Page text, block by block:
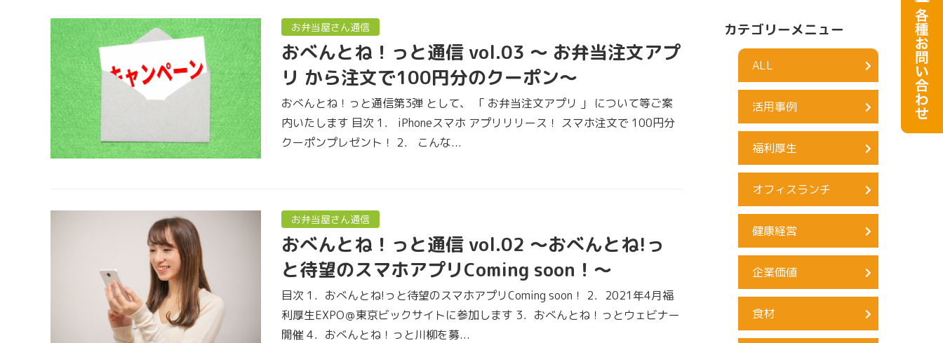
お弁当屋さん通信
おべんとね！っと通信 vol.03 ～ お弁当注文アプ
リ から注文で100円分のクーポン～
おべんとね！っと通信第3弾 として、 「 お弁当注文アプリ 」 について等ご案
内いたします 目次 1． iPhoneスマホ アプリリリース！ スマホ注文で 100円分
クーポンプレゼント！ 2． こんな...
お弁当屋さん通信
おべんとね！っと通信 vol.02 ～おべんとね!っ
と待望のスマホアプリComing soon！～
目次 1．おべんとね!っと待望のスマホアプリComing soon！ 2．2021年4月福
利厚生EXPO＠東京ビックサイトに参加します 3．おべんとね！っとウェビナー
開催 4．おべんとね！っと川柳を募...
カテゴリーメニュー
ALL
活用事例
福利厚生
オフィスランチ
健康経営
企業価値
食材